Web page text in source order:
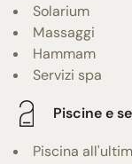
Solarium
Massaggi
Hammam
Servizi spa
Piscine e
Piscina